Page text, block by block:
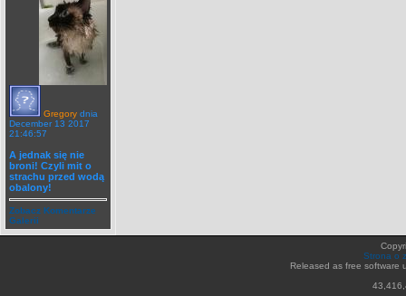
Gregory dnia
December 13 2017
21:46:57
A jednak się nie
broni! Czyli mit o
strachu przed wodą
obalony!
Zobacz Komentarze
Galerii
Strona o
Released as free software